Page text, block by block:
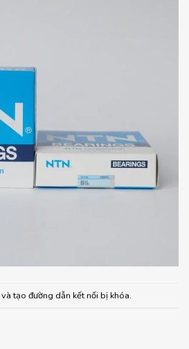
tạo đường dẫn kết nối bị khóa.